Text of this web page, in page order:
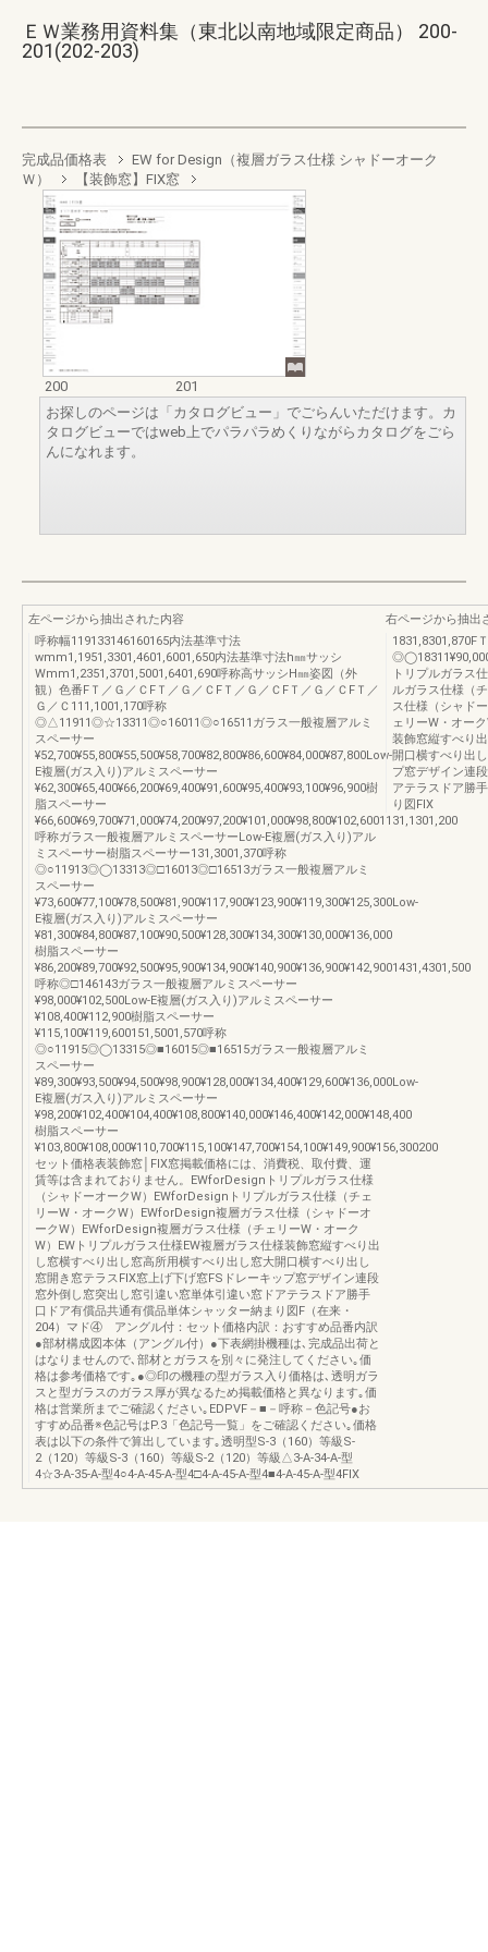
ＥＷ業務用資料集（東北以南地域限定商品） 200-
201(202-203)
完成品価格表
EW for Design（複層ガラス仕様 シャドーオーク
Ｗ）
【装飾窓】FIX窓
200
201
お探しのページは「カタログビュー」でごらんいただけます。カ
タログビューではweb上でパラパラめくりながらカタログをごら
んになれます。
左ページから抽出された内容
呼称幅119133146160165内法基準寸法
wmm1,1951,3301,4601,6001,650内法基準寸法h㎜サッシ
Wmm1,2351,3701,5001,6401,690呼称高サッシH㎜姿図（外
観）色番FＴ／Ｇ／ＣFＴ／Ｇ／ＣFＴ／Ｇ／ＣFＴ／Ｇ／ＣFＴ／
Ｇ／Ｃ111,1001,170呼称
◎△11911◎☆13311◎○16011◎○16511ガラス一般複層アルミ
スペーサー
¥52,700¥55,800¥55,500¥58,700¥82,800¥86,600¥84,000¥87,800Low-
E複層(ガス入り)アルミスペーサー
¥62,300¥65,400¥66,200¥69,400¥91,600¥95,400¥93,100¥96,900樹
脂スペーサー
¥66,600¥69,700¥71,000¥74,200¥97,200¥101,000¥98,800¥102,6001131,1301,200
呼称ガラス一般複層アルミスペーサーLow-E複層(ガス入り)アル
ミスペーサー樹脂スペーサー131,3001,370呼称
◎○11913◎◯13313◎□16013◎□16513ガラス一般複層アルミ
スペーサー
¥73,600¥77,100¥78,500¥81,900¥117,900¥123,900¥119,300¥125,300Low-
E複層(ガス入り)アルミスペーサー
¥81,300¥84,800¥87,100¥90,500¥128,300¥134,300¥130,000¥136,000
樹脂スペーサー
¥86,200¥89,700¥92,500¥95,900¥134,900¥140,900¥136,900¥142,9001431,4301,500
呼称◎□146143ガラス一般複層アルミスペーサー
¥98,000¥102,500Low-E複層(ガス入り)アルミスペーサー
¥108,400¥112,900樹脂スペーサー
¥115,100¥119,600151,5001,570呼称
◎○11915◎◯13315◎■16015◎■16515ガラス一般複層アルミ
スペーサー
¥89,300¥93,500¥94,500¥98,900¥128,000¥134,400¥129,600¥136,000Low-
E複層(ガス入り)アルミスペーサー
¥98,200¥102,400¥104,400¥108,800¥140,000¥146,400¥142,000¥148,400
樹脂スペーサー
¥103,800¥108,000¥110,700¥115,100¥147,700¥154,100¥149,900¥156,300200
セット価格表装飾窓│FIX窓掲載価格には、消費税、取付費、運
賃等は含まれておりません。EWforDesignトリプルガラス仕様
（シャドーオークW）EWforDesignトリプルガラス仕様（チェ
リーW・オークW）EWforDesign複層ガラス仕様（シャドーオ
ークW）EWforDesign複層ガラス仕様（チェリーW・オーク
W）EWトリプルガラス仕様EW複層ガラス仕様装飾窓縦すべり出
し窓横すべり出し窓高所用横すべり出し窓大開口横すべり出し
窓開き窓テラスFIX窓上げ下げ窓FSドレーキップ窓デザイン連段
窓外倒し窓突出し窓引違い窓単体引違い窓ドアテラスドア勝手
口ドア有償品共通有償品単体シャッター納まり図F（在来・
204）マド④ アングル付：セット価格内訳：おすすめ品番内訳
●部材構成図本体（アングル付）●下表網掛機種は､完成品出荷と
はなりませんので､部材とガラスを別々に発注してください｡価
格は参考価格です｡●◎印の機種の型ガラス入り価格は､透明ガラ
スと型ガラスのガラス厚が異なるため掲載価格と異なります｡価
格は営業所までご確認ください｡EDPVF－■－呼称－色記号●お
すすめ品番※色記号はP.3「色記号一覧」をご確認ください｡価格
表は以下の条件で算出しています｡透明型S-3（160）等級S-
2（120）等級S-3（160）等級S-2（120）等級△3-A-34-A-型
4☆3-A-35-A-型4○4-A-45-A-型4□4-A-45-A-型4■4-A-45-A-型4FIX
右ページから抽出
1831,8301,870F
トリプルガラス
ルガラス仕様（
ス仕様（シャド
ェリーW・オー
装飾窓縦すべり
開口横すべり出
プ窓デザイン連
アテラスドア勝
り図FIX